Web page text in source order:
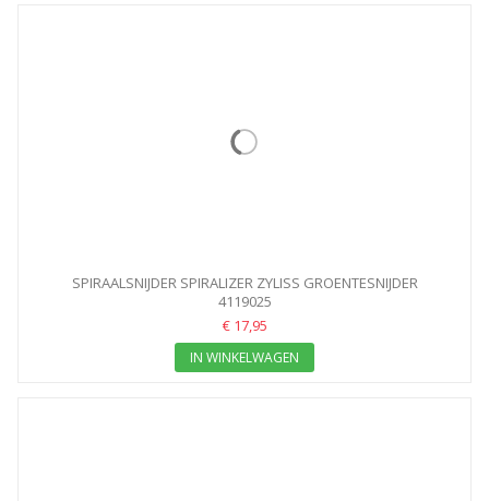
SPIRAALSNIJDER SPIRALIZER ZYLISS GROENTESNIJDER
4119025
€ 17,95
IN WINKELWAGEN